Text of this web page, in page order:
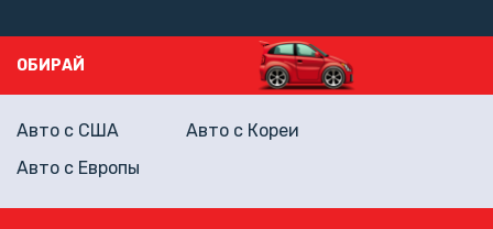
ОБИРАЙ
Авто с США
Авто с Кореи
Авто с Европы